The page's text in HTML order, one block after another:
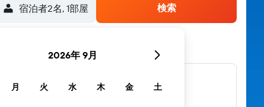
宿泊者2名, 1​部屋 検索
他多数のブラン
2026年 9月
月 火 水 木 金 土